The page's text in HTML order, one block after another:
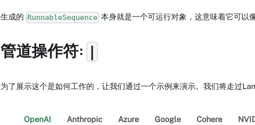
生成的 RunnableSequence 本身就是一个可运行对象，这意味着它可以
管道操作符:
为了展示这个是如何工作的，让我们通过一个示例来演示。我们将走过
OpenAI Anthropic Azure Google Cohere